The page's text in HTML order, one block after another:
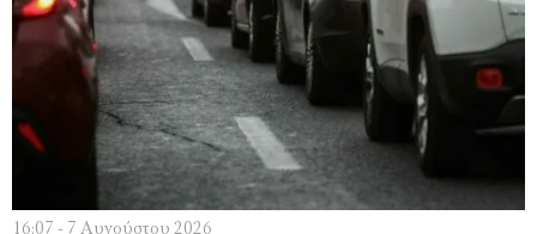
16:07 - 7 Αυγούστου 2026